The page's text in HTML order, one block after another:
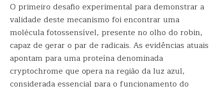
O primeiro desafio experimental para demonstrar a
validade deste mecanismo foi encontrar uma
molécula fotossensível, presente no olho do robin,
capaz de gerar o par de radicais. As evidências atuais
apontam para uma proteína denominada
cryptochrome que opera na região da luz azul,
considerada essencial para o funcionamento do